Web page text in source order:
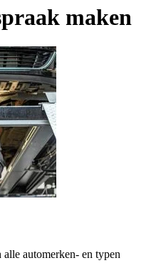
maken
automerken- en typen